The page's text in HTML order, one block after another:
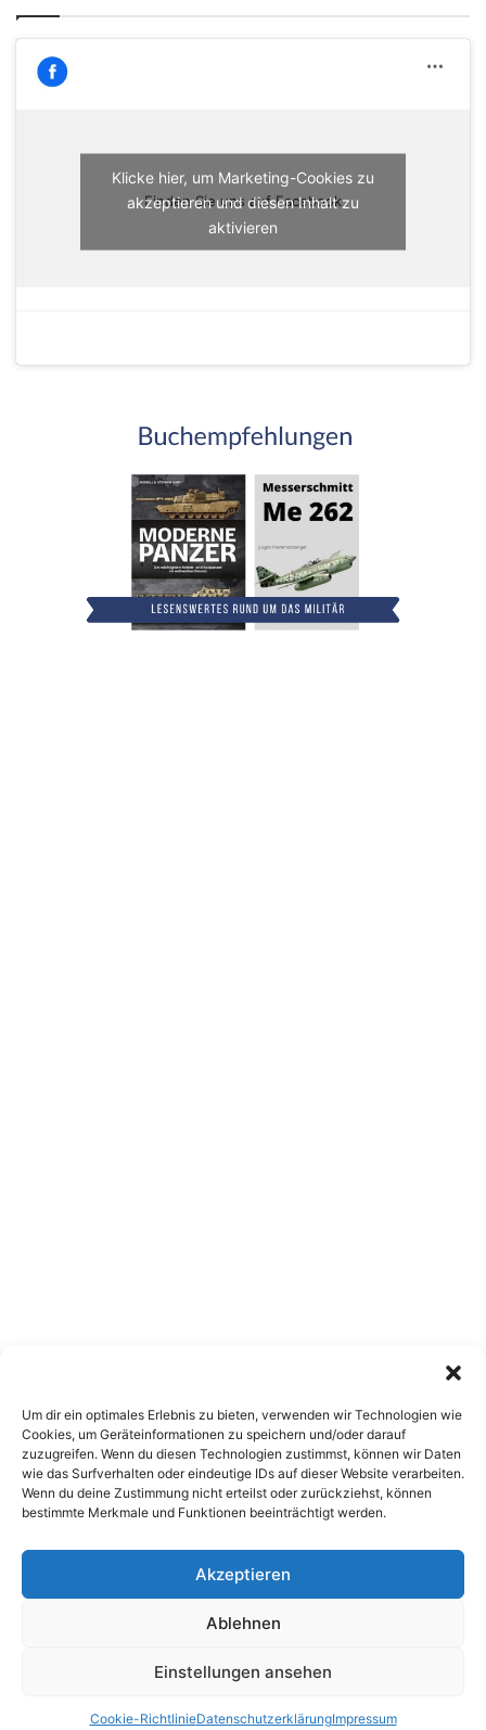
Um dir ein optimales Erlebnis zu bieten, verwenden wir Technologien wie
Cookies, um Geräteinformationen zu speichern und/oder darauf
zuzugreifen. Wenn du diesen Technologien zustimmst, können wir Daten
wie das Surfverhalten oder eindeutige IDs auf dieser Website verarbeiten.
Wenn du deine Zustimmung nicht erteilst oder zurückziehst, können
bestimmte Merkmale und Funktionen beeinträchtigt werden.
Akzeptieren
Ablehnen
Einstellungen ansehen
Cookie-RichtlinieDatenschutzerklärungImpressum
Finden Sie uns auf Facebook
Klicke hier, um Marketing-Cookies zu
akzeptieren und diesen Inhalt zu
aktivieren
Copyright 2026, All Rights Reserved